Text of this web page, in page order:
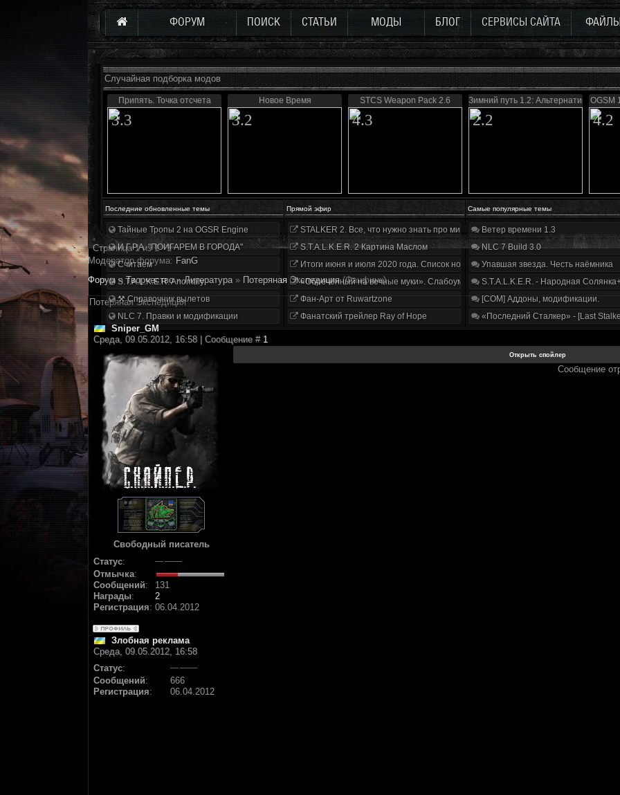
ФОРУМ ПОИСК СТАТЬИ МОДЫ БЛОГ СЕРВИСЫ САЙТА
Случайная подборка модов
Припять. Точка отсчета
3.3
Новое Время
3.2
STCS Weapon Pack 2.6
4.3
Зимний путь 1.2: Альтернатива
2.2
OGSM
4.2
Последние обновленные темы Прямой эфир Самые популярные темы
Тайные Тропы 2 на OGSR Engine
И.Г.Р.А. "ПОИГАРЕМ В ГОРОДА"
Считаем
S.T.A.L.K.E.R. Anomaly
⚒ Справочник вылетов
NLC 7. Правки и модификации
STALKER 2. Все, что нужно знать про мир, геймплей и сюжет | Разбор трейлера
S.T.A.L.K.E.R. 2 Картина Маслом
Итоги июня и июля 2020 года. Список нововведений
«Обречённый на вечные муки». Слабоумие и отвага
Фан-Арт от Ruwartzone
Фанатский трейлер Ray of Hope
Ветер времени 1.3
NLC 7 Build 3.0
Упавшая звезда. Честь наёмника
S.T.A.L.K.E.R. - Народная
[COM] Аддоны, модификации.
«Последний Сталкер» - [Last
Страница1из1
1
Модератор форума: FanG
Форум » Творчество » Литература » Потеряная Экспедиция (Фанфинк)
Потеряная Экспедиция
Sniper_GM
Среда, 09.05.2012, 16:58 | Сообщение # 1
Свободный писатель
Статус:
Отмычка:
Сообщений:
131
Награды:
2
Регистрация: 06.04.2012
Сообщение
Злобная реклама
Среда, 09.05.2012, 16:58
Статус:
Сообщений:
666
Регистрация: 06.04.2012